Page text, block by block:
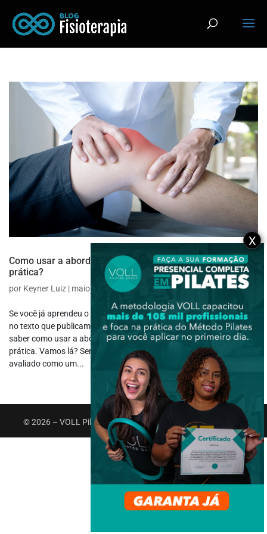
Como usar a abordagem articulação por articulação na
prática?
por Keyner Luiz | maio 21, 2020 Avaliação
Se você já aprendeu o que é a abordam articulação por articulação
no texto que publicamos sobre o assunto, agora chegou a hora de
saber como usar a abordagem articulação por articulação na
prática. Vamos lá? Sempre que falamos que o corpo deve ser
avaliado como um...
© 2026 – VOLL Pilates Group. Todos os direitos reservados.
X